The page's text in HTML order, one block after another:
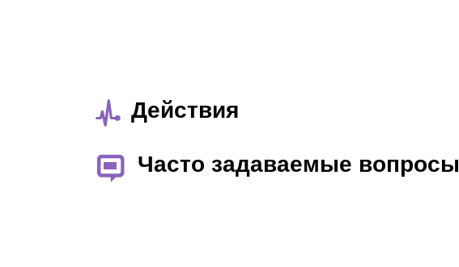
Действия
Часто задаваемые вопросы